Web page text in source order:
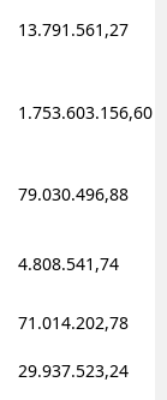
13.791.561,27
1.753.603.156,60
79.030.496,88
4.808.541,74
71.014.202,78
29.937.523,24